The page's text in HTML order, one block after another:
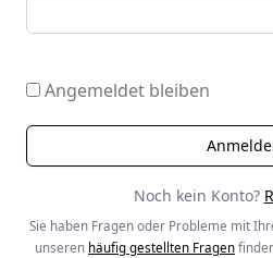
Angemeldet bleiben
Noch kein Konto?
Sie haben Fragen oder Probleme mit
unseren häufig gestellten Fragen